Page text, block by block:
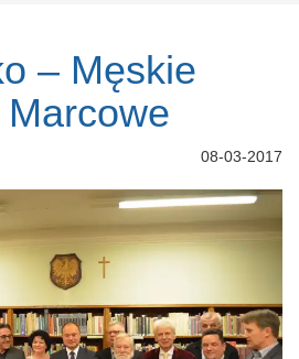
– Męskie
08-03-2017